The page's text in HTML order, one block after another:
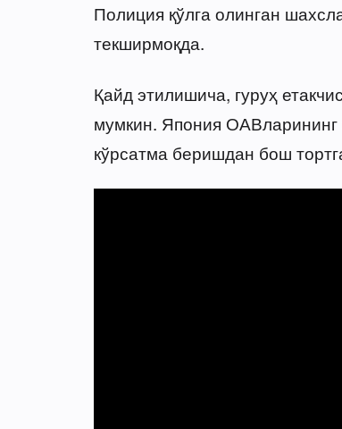
Полиция қўлга олинган
текширмоқда.
Қайд этилишича, гуруҳ
мумкин. Япония
кўрсатма беришдан бош